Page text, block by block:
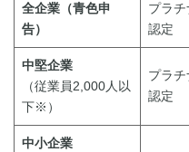
全企業（青色申
告）
プラ
認定
中堅企業
（従業員2,000人以
下※）
プラ
認定
中小企業